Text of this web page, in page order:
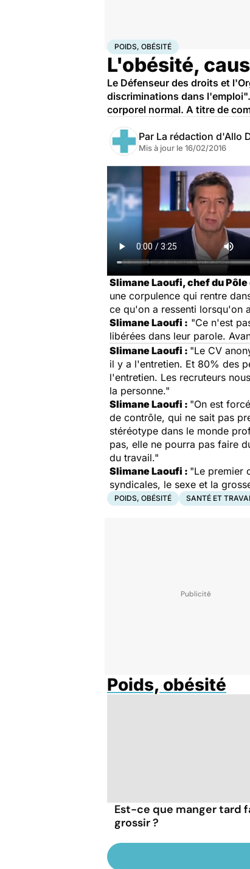
AccueilSantéPoids, obésité
POIDS, OBÉSITÉ
L'obésité,
Le Défenseur des droits et
discriminations dans
corporel normal. A titre de
Par La rédaction d'Allo
Mis à jour le 16/02/2016
Slimane Laoufi, chef du Pôle
une corpulence qui rentre
ce qu'on a ressenti lorsqu'on
Slimane Laoufi : "Ce n'est
libérées dans leur parole.
Slimane Laoufi : "Le CV
il y a l'entretien. Et 80% des
l'entretien. Les recruteurs
la personne."
Slimane Laoufi : "On est
de contrôle, qui ne sait pas
stéréotype dans le monde
pas, elle ne pourra pas faire
du travail."
Slimane Laoufi : "Le premier
syndicales, le sexe et la
POIDS, OBÉSITÉ SANTÉ ET
Poids, obésité
Est-ce que manger tard
grossir ?